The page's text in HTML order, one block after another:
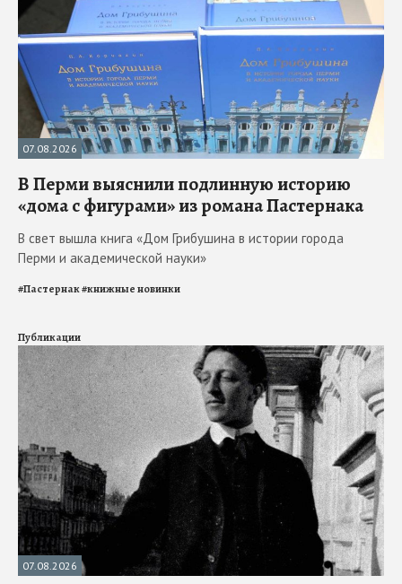
07.08.2026
В Перми выяснили подлинную историю
«дома с фигурами» из романа Пастернака
В свет вышла книга «Дом Грибушина в истории города
Перми и академической науки»
#Пастернак#книжные новинки
Публикации
07.08.2026